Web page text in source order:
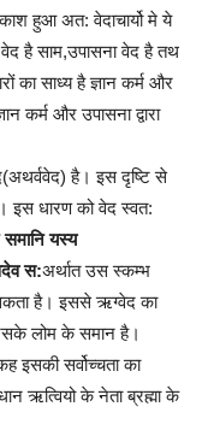
हुआ अत: वेदाचार्यो मे ये
है साम,उपासना वेद है तथ
का साध्य है ज्ञान कर्म और
कर्म और उपासना द्वारा
है। इस दृष्टि से
इस धारण को वेद स्वत:
समानि यस्य
स:अर्थात उस स्कम्भ
सकता है। इससे ऋग्वेद का
लोम के समान है।
इसकी सर्वोच्चता का
ऋत्वियो के नेता ब्रह्मा के